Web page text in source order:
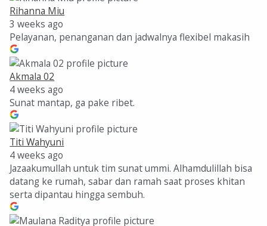
Rihanna Miu
3 weeks ago
Pelayanan, penanganan dan jadwalnya flexibel makasih
Akmala 02
4 weeks ago
Sunat mantap, ga pake ribet.
Titi Wahyuni
4 weeks ago
Jazaakumullah untuk tim sunat ummi. Alhamdulillah bisa
datang ke rumah, sabar dan ramah saat proses khitan
serta dipantau hingga sembuh.